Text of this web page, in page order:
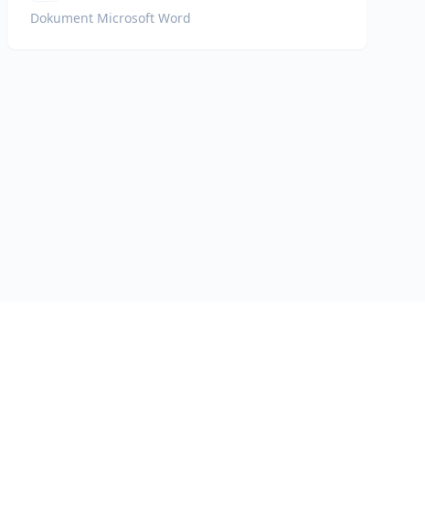
Dokument Microsoft Word